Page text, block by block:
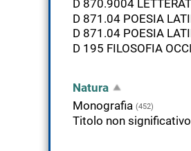
Natura
Monografia (452)
Titolo non significativo